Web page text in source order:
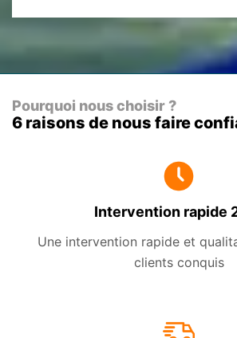
Pourquoi nous choisir ?
6 raisons de nous faire
Intervention rapide
Une intervention rapide et
clients conquis